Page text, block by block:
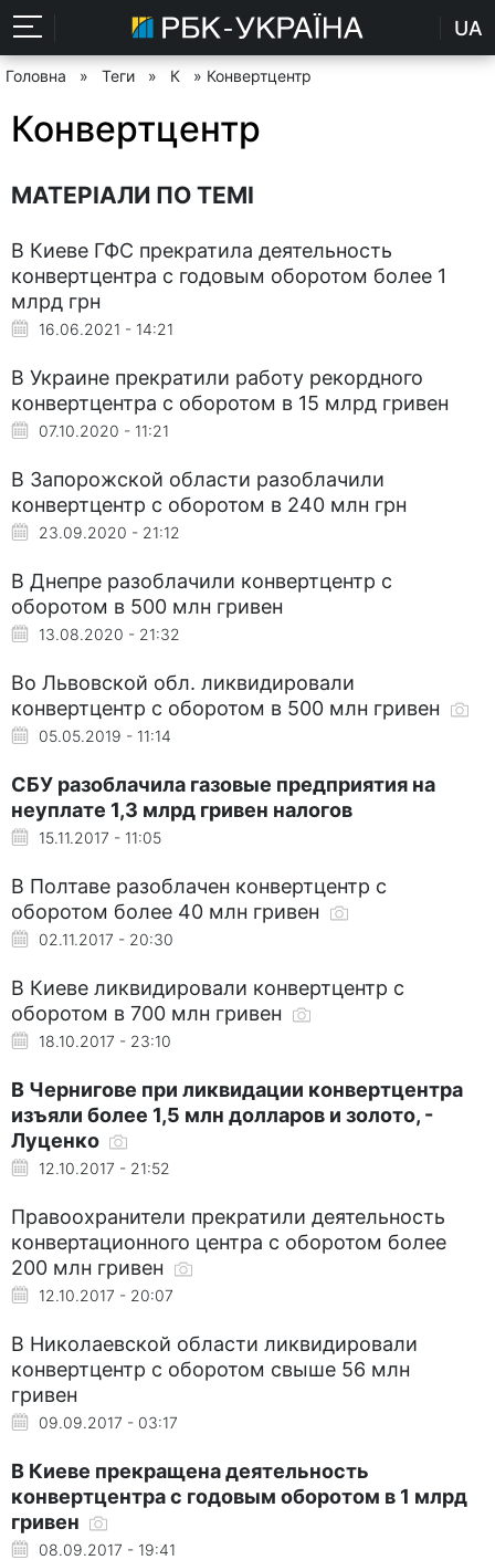
UA
Головна » Теги » К » Конвертцентр
Конвертцентр
МАТЕРІАЛИ ПО ТЕМІ
В Киеве ГФС прекратила деятельность
конвертцентра с годовым оборотом более 1
млрд грн
16.06.2021 - 14:21
В Украине прекратили работу рекордного
конвертцентра с оборотом в 15 млрд гривен
07.10.2020 - 11:21
В Запорожской области разоблачили
конвертцентр с оборотом в 240 млн грн
23.09.2020 - 21:12
В Днепре разоблачили конвертцентр с
оборотом в 500 млн гривен
13.08.2020 - 21:32
Во Львовской обл. ликвидировали
конвертцентр с оборотом в 500 млн гривен
05.05.2019 - 11:14
СБУ разоблачила газовые предприятия на
неуплате 1,3 млрд гривен налогов
15.11.2017 - 11:05
В Полтаве разоблачен конвертцентр с
оборотом более 40 млн гривен
02.11.2017 - 20:30
В Киеве ликвидировали конвертцентр с
оборотом в 700 млн гривен
18.10.2017 - 23:10
В Чернигове при ликвидации конвертцентра
изъяли более 1,5 млн долларов и золото, -
Луценко
12.10.2017 - 21:52
Правоохранители прекратили деятельность
конвертационного центра с оборотом более
200 млн гривен
12.10.2017 - 20:07
В Николаевской области ликвидировали
конвертцентр с оборотом свыше 56 млн
гривен
09.09.2017 - 03:17
В Киеве прекращена деятельность
конвертцентра с годовым оборотом в 1 млрд
гривен
08.09.2017 - 19:41